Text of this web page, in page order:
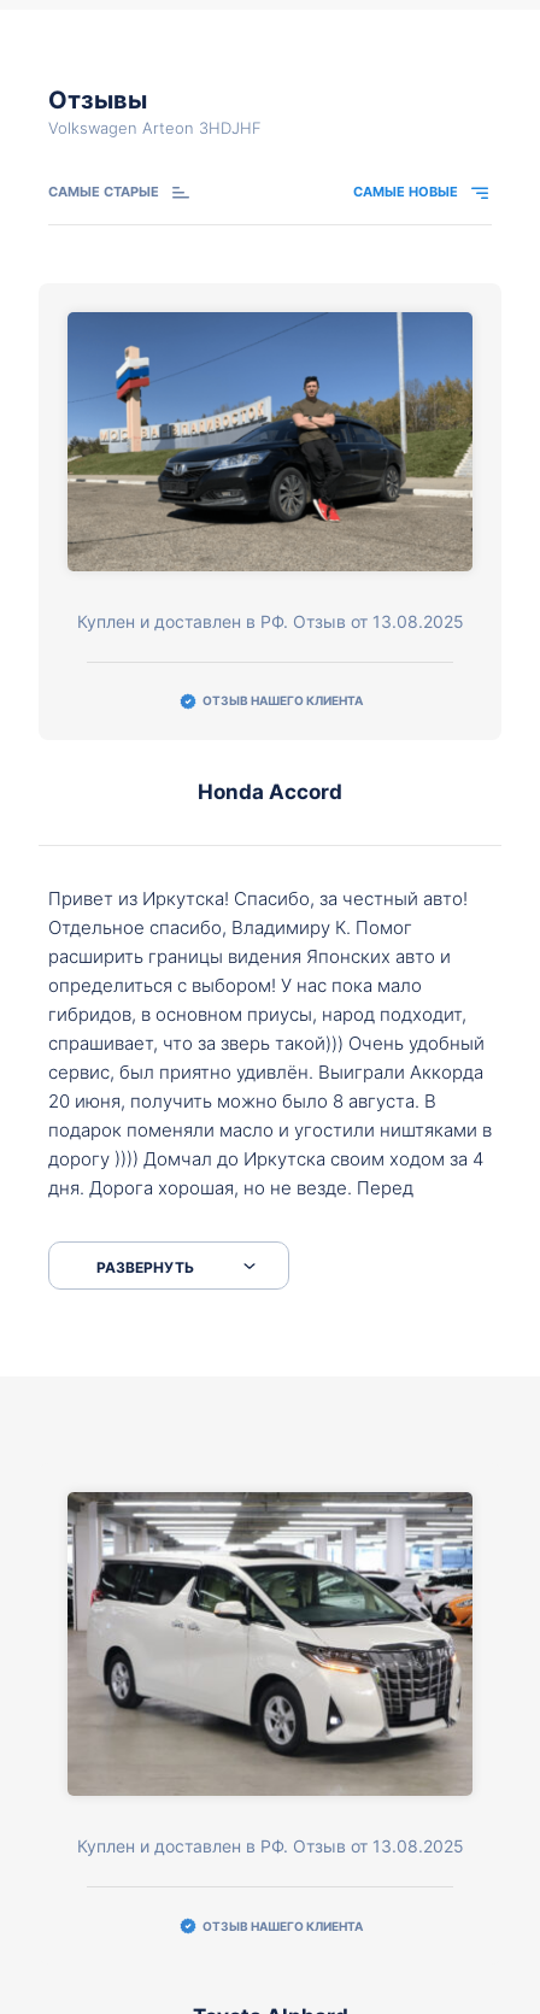
Отзывы
Volkswagen Arteon 3HDJHF
САМЫЕ СТАРЫЕ САМЫЕ НОВЫЕ
Куплен и доставлен в РФ. Отзыв от 13.08.2025
ОТЗЫВ НАШЕГО КЛИЕНТА
Honda Accord
Привет из Иркутска! Спасибо, за честный авто!
Отдельное спасибо, Владимиру К. Помог
расширить границы видения Японских авто и
определиться с выбором! У нас пока мало
гибридов, в основном приусы, народ подходит,
спрашивает, что за зверь такой))) Очень удобный
сервис, был приятно удивлён. Выиграли Аккорда
20 июня, получить можно было 8 августа. В
подарок поменяли масло и угостили ништяками в
дорогу )))) Домчал до Иркутска своим ходом за 4
дня. Дорога хорошая, но не везде. Перед
серпантинах по пути следования.
РАЗВЕРНУТЬ
Куплен и доставлен в РФ. Отзыв от 13.08.2025
ОТЗЫВ НАШЕГО КЛИЕНТА